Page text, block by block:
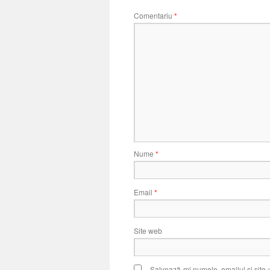
Comentariu *
Nume *
Email *
Site web